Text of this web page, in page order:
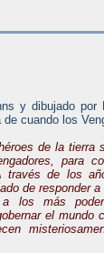
y dibujado por
cuando los
de la tierra
para
través de los
de responder
los más
el